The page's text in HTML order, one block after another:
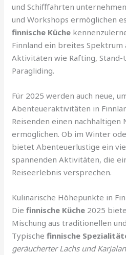
und Schifffahrten
und Workshops ermöglichen
finnische Küche
Finnland ein breites
Aktivitäten wie Rafting, Stand-
Paragliding.
Für 2025 werden auch neue,
Abenteueraktivitäten in
Reisenden einen nachhaltigen
ermöglichen. Ob im Winter
bietet Abenteuerlustige ein
spannenden Aktivitäten, die
Reiseerlebnis versprechen.
Kulinarische Höhepunkte in
Diefinnische Küche 2025
Mischung aus traditionellen
Typischefinnische
geräucherter Lachs und